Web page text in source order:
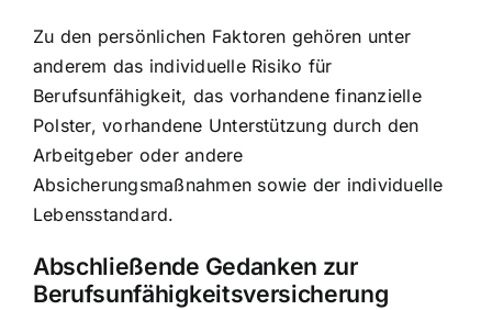
Zu den persönlichen Faktoren gehören unter
anderem das individuelle Risiko für
Berufsunfähigkeit, das vorhandene finanzielle
Polster, vorhandene Unterstützung durch den
Arbeitgeber oder andere
Absicherungsmaßnahmen sowie der individuelle
Lebensstandard.
Abschließende Gedanken zur
Berufsunfähigkeitsversicherung